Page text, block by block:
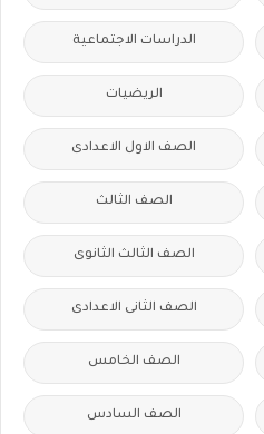
الدراسات الاجتماعية
الريضيات
الصف الاول الاعدادى
الصف الثالث
الصف الثالث الثانوى
الصف الثانى الاعدادى
الصف الخامس
الصف السادس